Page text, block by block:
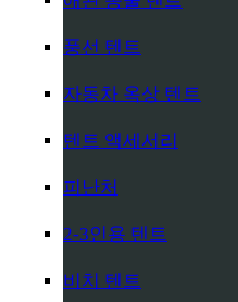
풍선 텐트
자동차 옥상 텐트
텐트 액세서리
피난처
2-3인용 텐트
비치 텐트